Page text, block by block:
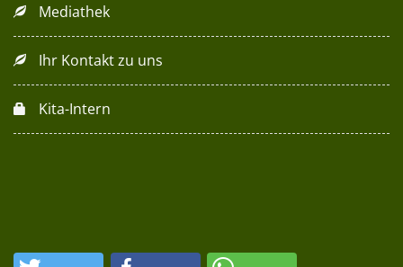
Mediathek
Ihr Kontakt zu uns
Kita-Intern